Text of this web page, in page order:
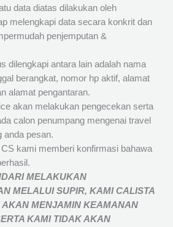
data diatas dilakukan oleh
melengkapi data secara konkrit dan
penjemputan &
dilengkapi antara lain adalah nama
berangkat, nomor hp aktif, alamat
alamat pengantaran.
akan melakukan pengecekan serta
calon penumpang mengenai travel
anda pesan.
kami memberi konfirmasi bahawa
MELAKUKAN
MELALUI SUPIR, KAMICALISTA
MENJAMINKEAMANAN
KAMI TIDAK AKAN